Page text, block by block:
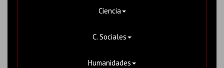
Ciencia
C. Sociales
Humanidades